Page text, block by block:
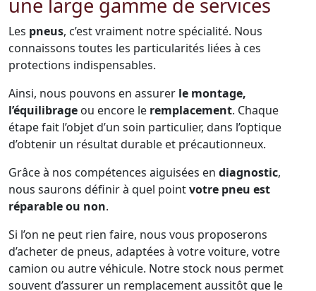
une large gamme de services
Les pneus, c’est vraiment notre spécialité. Nous
connaissons toutes les particularités liées à ces
protections indispensables.
Ainsi, nous pouvons en assurer le montage,
l’équilibrage ou encore le remplacement. Chaque
étape fait l’objet d’un soin particulier, dans l’optique
d’obtenir un résultat durable et précautionneux.
Grâce à nos compétences aiguisées en diagnostic,
nous saurons définir à quel pointvotre pneu est
réparable ou non.
Si l’on ne peut rien faire, nous vous proposerons
d’acheter de pneus, adaptées à votre voiture, votre
camion ou autre véhicule. Notre stock nous permet
souvent d’assurer un remplacement aussitôt que le